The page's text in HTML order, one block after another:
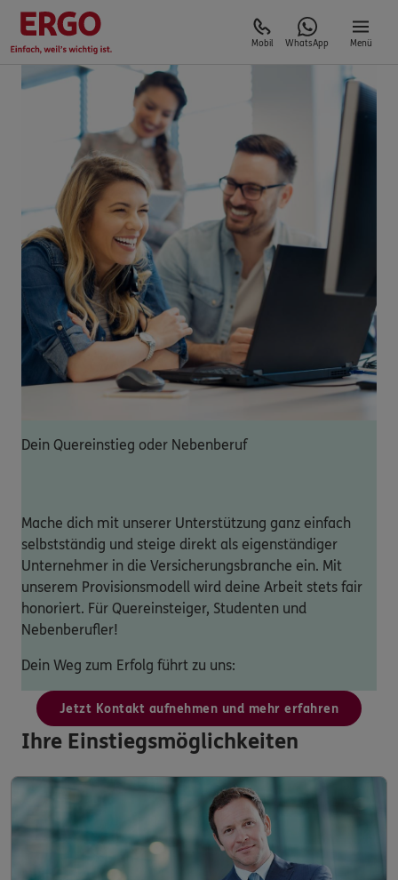
Mobil WhatsApp Menü
Dein Quereinstieg oder Nebenberuf
Mache dich mit unserer Unterstützung ganz einfach
selbstständig und steige direkt als eigenständiger
Unternehmer in die Versicherungsbranche ein. Mit
unserem Provisionsmodell wird deine Arbeit stets fair
honoriert. Für Quereinsteiger, Studenten und
Nebenberufler!
Dein Weg zum Erfolg führt zu uns:
Jetzt Kontakt aufnehmen und mehr erfahren
Ihre Einstiegsmöglichkeiten